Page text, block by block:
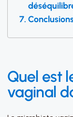
Quel est
vaginal